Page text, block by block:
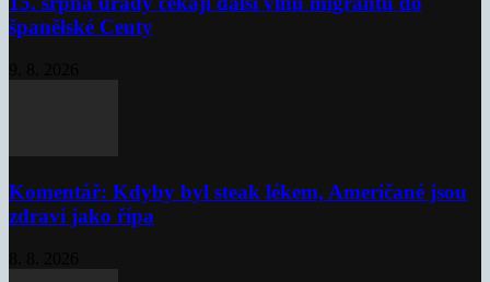
španělské Ceuty
Komentář: Kdyby byl steak lékem, Američané jsou
zdraví jako řípa